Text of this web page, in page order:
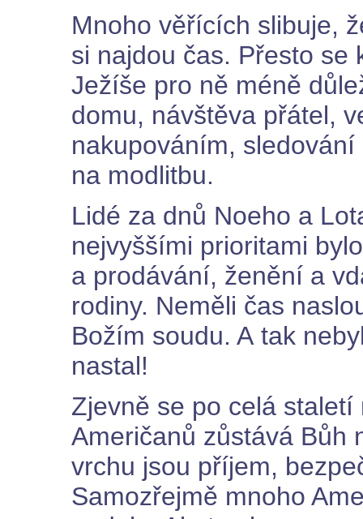
Mnoho věřících slibuje,
si najdou čas. Přesto se
Ježíše pro ně méně
domu, návštěva přátel,
nakupováním,
na modlitbu.
Lidé za dnů Noeho a
nejvyššími prioritami
a prodávání, ženění a
rodiny. Neměli čas
Božím soudu. A tak
nastal!
Zjevně se po celá
Američanů zůstává Bůh
vrchu jsou příjem,
Samozřejmě mnoho